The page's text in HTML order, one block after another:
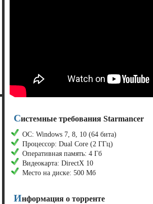
Системные требования Starmancer
ОС: Windows 7, 8, 10 (64 бита)
Процессор: Dual Core (2 ГГц)
Оперативная память: 4 Гб
Видеокарта: DirectX 10
Место на диске: 500 Мб
Информация о торренте